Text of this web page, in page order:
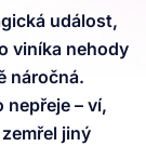
událost,
viníka nehody
náročná.
– ví,
jiný
náš